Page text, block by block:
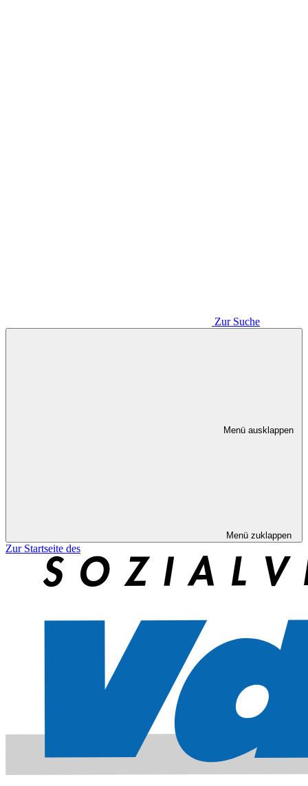
Zur Suche
Menü ausklappen
Menü zuklappen
Zur Startseite des